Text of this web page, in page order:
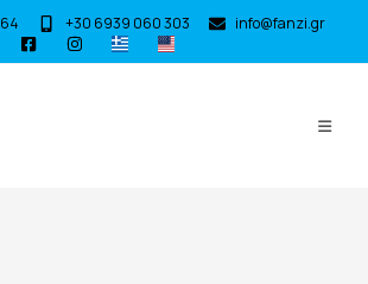
+30 6939 060 303 info@fanzi.gr